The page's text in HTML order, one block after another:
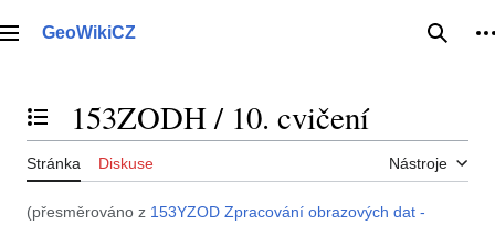
na
Hlavní menu
GeoWikiCZ Hledat
Přepnout obsah
153ZODH / 10. cvičení
Stránka Diskuse Nástroje
(přesměrováno z 153YZOD Zpracování obrazových dat -